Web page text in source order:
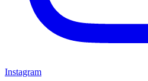
Instagram